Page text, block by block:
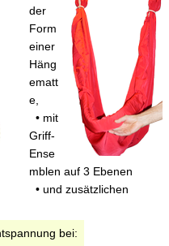
der
Form
einer
Häng
ematt
e,
• mit
Griff-
Ense
mblen auf 3 Ebenen
• und zusätzlichen
bei: